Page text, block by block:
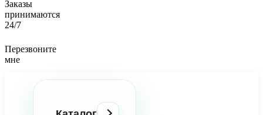
Заказы
принимаются
24/7
Перезвоните
мне